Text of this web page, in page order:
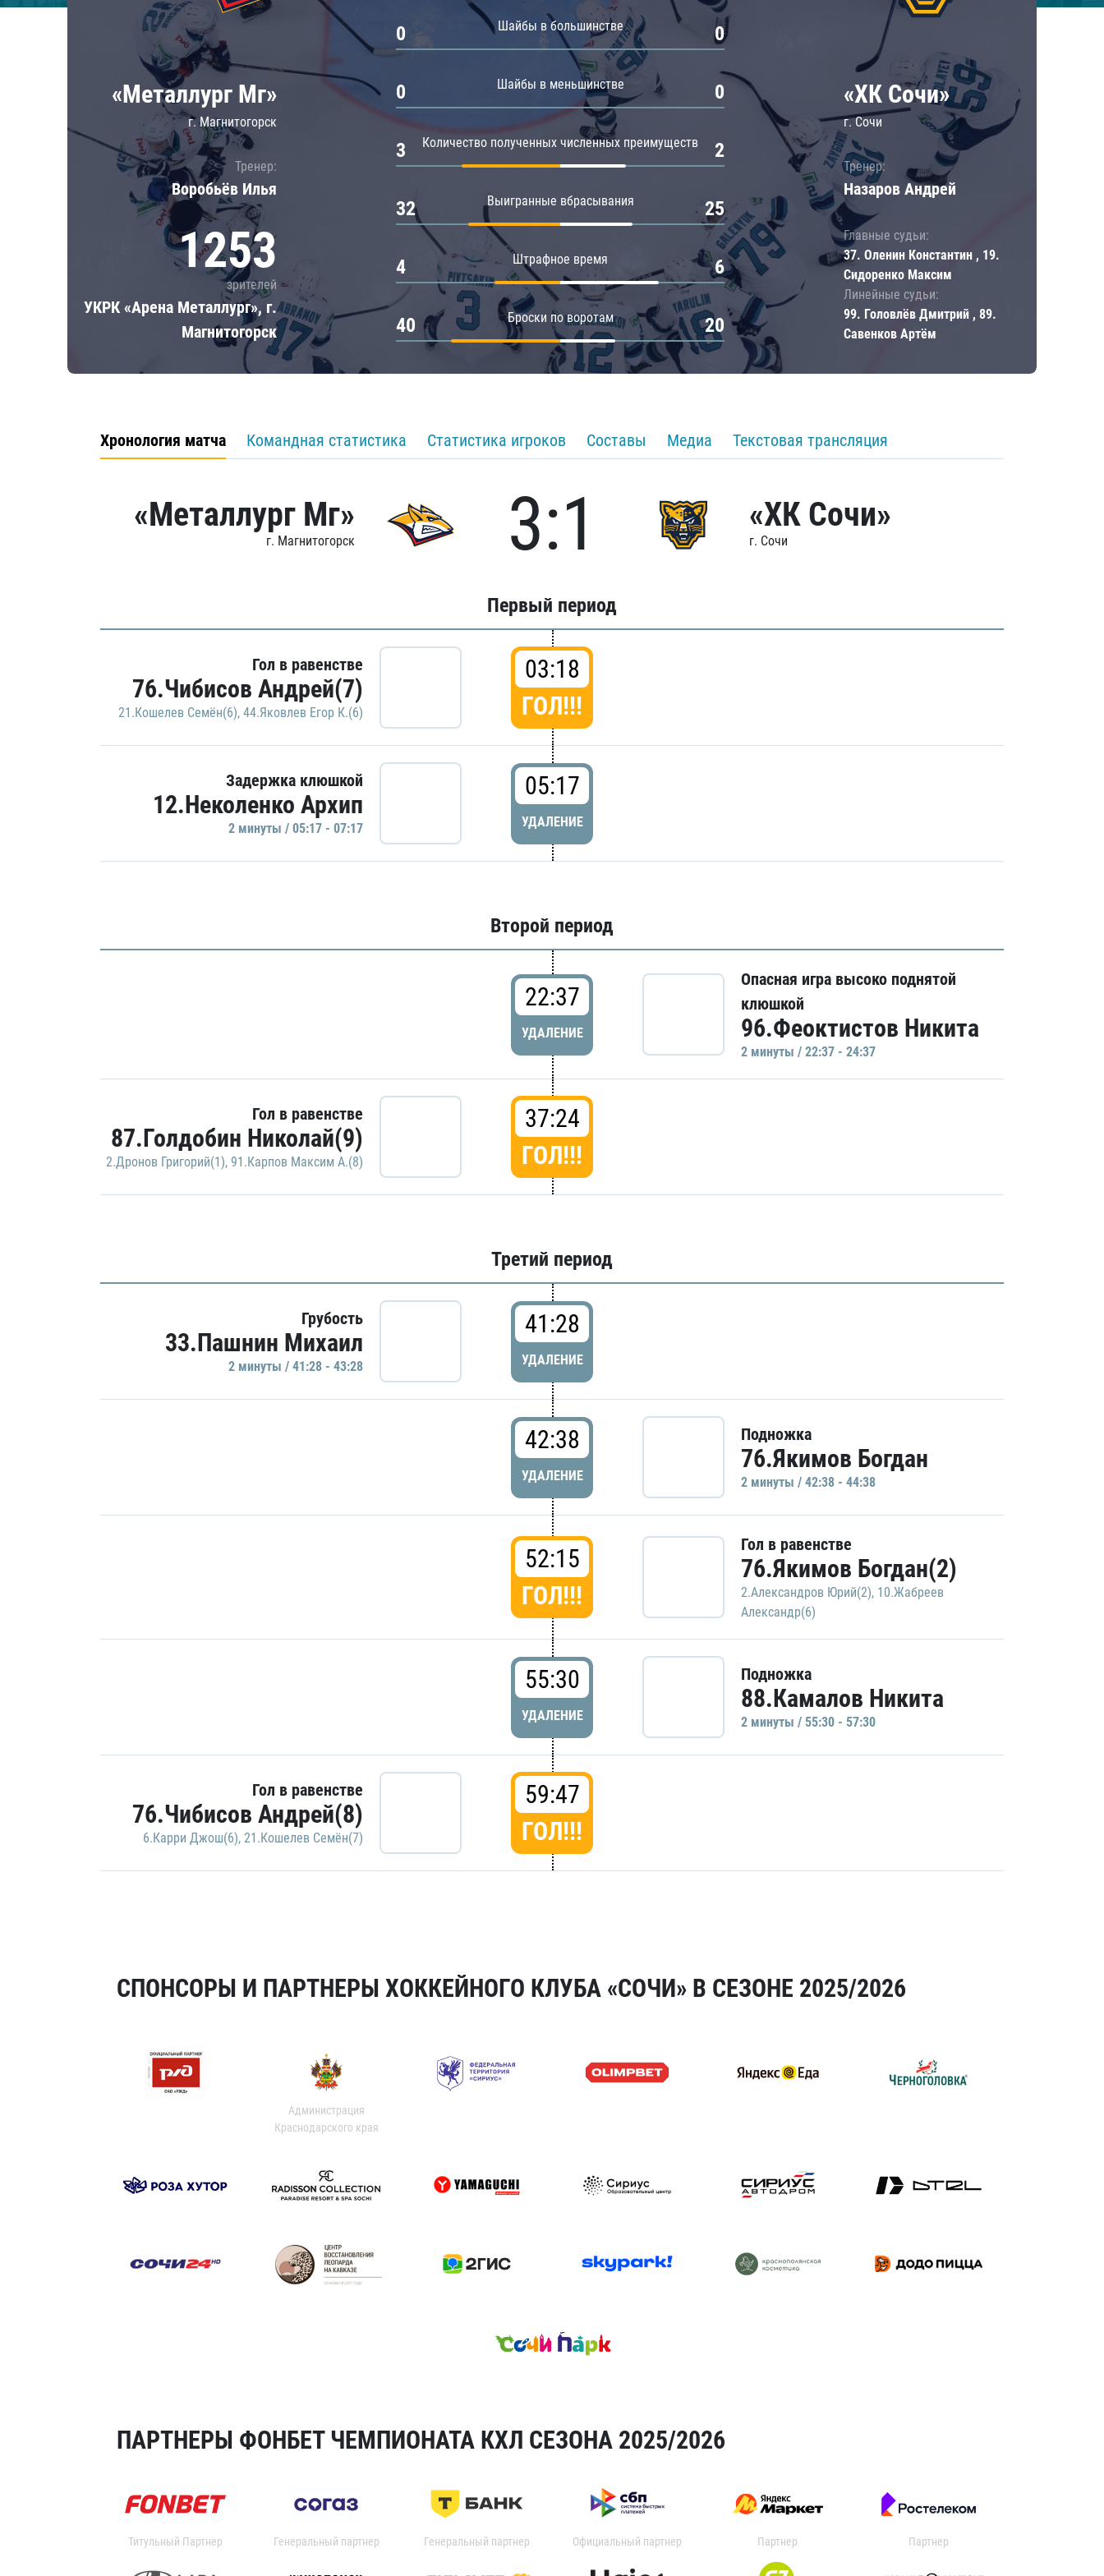
Локомотив
ЦСКА
Шанхайские Драконы
«Металлург Мг»
г. Магнитогорск
Тренер:
Воробьёв Илья
1253
зрителей
УКРК «Арена Металлург», г.
Магнитогорск
Шайбы в большинстве
0 0
Шайбы в меньшинстве
0 0
Количество полученных численных преимуществ
3 2
Выигранные вбрасывания
32 25
Штрафное время
4 6
Броски по воротам
40 20
«ХК Сочи»
г. Сочи
Тренер:
Назаров Андрей
Главные судьи:
37. Оленин Константин , 19.
Сидоренко Максим
Линейные судьи:
99. Головлёв Дмитрий , 89.
Савенков Артём
Хронология матча Командная статистика Статистика игроков Составы Медиа Текстовая трансляция
«Металлург Мг»
г. Магнитогорск 3:1 «ХК Сочи»
г. Сочи
Первый период
Гол в равенстве
76.Чибисов Андрей(7)
21.Кошелев Семён(6), 44.Яковлев Егор К.(6)
03:18
ГОЛ!!!
Задержка клюшкой
12.Неколенко Архип
2 минуты / 05:17 - 07:17
05:17
УДАЛЕНИЕ
Второй период
22:37
УДАЛЕНИЕ
Опасная игра высоко поднятой
клюшкой
96.Феоктистов Никита
2 минуты / 22:37 - 24:37
Гол в равенстве
87.Голдобин Николай(9)
2.Дронов Григорий(1), 91.Карпов Максим А.(8)
37:24
ГОЛ!!!
Третий период
Грубость
33.Пашнин Михаил
2 минуты / 41:28 - 43:28
41:28
УДАЛЕНИЕ
42:38
УДАЛЕНИЕ
Подножка
76.Якимов Богдан
2 минуты / 42:38 - 44:38
52:15
ГОЛ!!!
Гол в равенстве
76.Якимов Богдан(2)
2.Александров Юрий(2), 10.Жабреев
Александр(6)
55:30
УДАЛЕНИЕ
Подножка
88.Камалов Никита
2 минуты / 55:30 - 57:30
Гол в равенстве
76.Чибисов Андрей(8)
6.Карри Джош(6), 21.Кошелев Семён(7)
59:47
ГОЛ!!!
СПОНСОРЫ И ПАРТНЕРЫ ХОККЕЙНОГО КЛУБА «СОЧИ» В СЕЗОНЕ 2025/2026
Администрация
Краснодарского края
ПАРТНЕРЫ ФОНБЕТ ЧЕМПИОНАТА КХЛ СЕЗОНА 2025/2026
Титульный Партнер Генеральный партнер Генеральный партнер Официальный партнер Партнер Партнер